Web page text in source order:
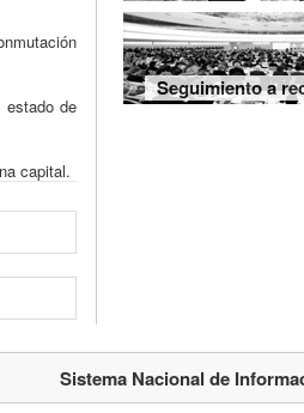
de
capital.
Seguimiento a
Sistema Nacional de